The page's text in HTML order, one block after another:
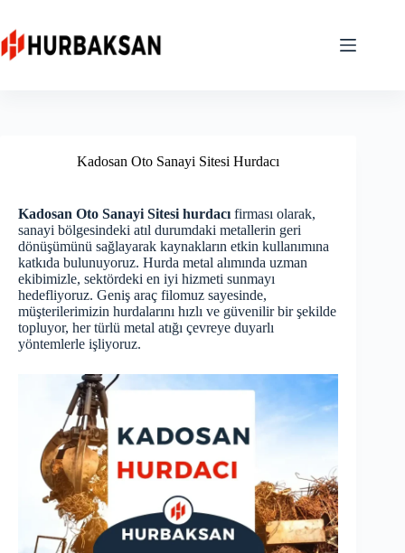
content
Kadosan Oto Sanayi Sitesi Hurdacı
Kadosan Oto Sanayi Sitesi hurdacı firması olarak,
sanayi bölgesindeki atıl durumdaki metallerin geri
dönüşümünü sağlayarak kaynakların etkin kullanımına
katkıda bulunuyoruz. Hurda metal alımında uzman
ekibimizle, sektördeki en iyi hizmeti sunmayı
hedefliyoruz. Geniş araç filomuz sayesinde,
müşterilerimizin hurdalarını hızlı ve güvenilir bir şekilde
topluyor, her türlü metal atığı çevreye duyarlı
yöntemlerle işliyoruz.